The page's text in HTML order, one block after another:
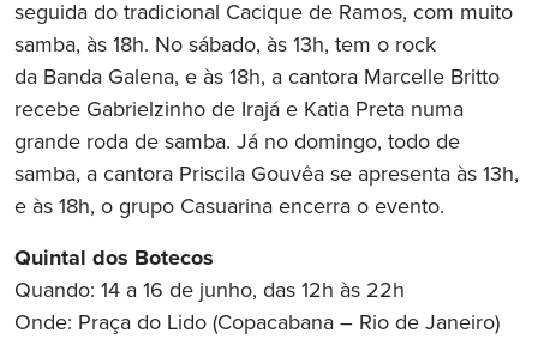
seguida do tradicional Cacique de Ramos, com muito
samba, às 18h. No sábado, às 13h, tem o rock
da Banda Galena, e às 18h, a cantora Marcelle Britto
recebe Gabrielzinho de Irajá e Katia Preta numa
grande roda de samba. Já no domingo, todo de
samba, a cantora Priscila Gouvêa se apresenta às 13h,
e às 18h, o grupo Casuarina encerra o evento.
Quintal dos Botecos
Quando: 14 a 16 de junho, das 12h às 22h
Onde: Praça do Lido (Copacabana – Rio de Janeiro)